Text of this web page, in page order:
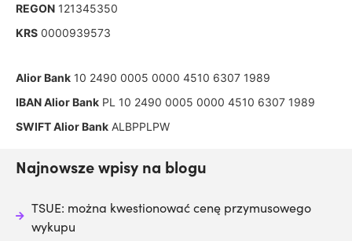
REGON 121345350
KRS 0000939573
Alior Bank 10 2490 0005 0000 4510 6307 1989
IBAN Alior Bank PL 10 2490 0005 0000 4510 6307 1989
SWIFT Alior Bank ALBPPLPW
Najnowsze wpisy na blogu
TSUE: można kwestionować cenę przymusowego
wykupu